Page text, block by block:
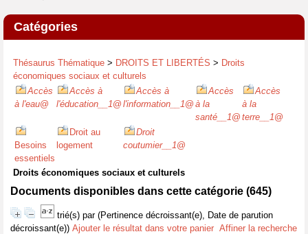
Catégories
Thésaurus Thématique > DROITS ET LIBERTÉS > Droits
économiques sociaux et culturels
Accès
à l'eau@
Accès à
l'éducation__1@
Accès à
l'information__1@
Accès
à la
santé__1@
Accès
à la
terre__1@
Besoins
essentiels
Droit au
logement
Droit
coutumier__1@
Droits économiques sociaux et culturels
Documents disponibles dans cette catégorie (645)
trié(s) par (Pertinence décroissant(e), Date de parution
décroissant(e)) Ajouter le résultat dans votre panier Affiner la recherche